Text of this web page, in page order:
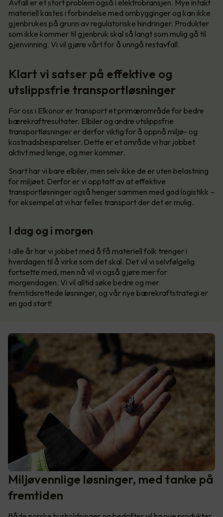
Avfall er et stort problem også i elektrobransjen. Mye intakt
materiell kastes i forbindelse med ombygginger og kan ikke
gjenbrukes på grunn av regulatoriske hindringer. Produkter
som ikke kommer til gjenbruk skal så langt som mulig gå til
gjenvinning. Vi vil gjøre vårt for å unngå restavfall.
Klart vi satser på effektive og
utslippsfrie transportløsninger
For oss i Elkonor er transport et primærområde for bedre
bærekraftresultater. Elbiler og andre utslippsfrie
transportløsninger er derfor viktig for å oppnå miljø- og
kostnadsbesparelser. Dette er et område vi har jobbet
aktivt med lenge, og mer kommer.
Snart har vi bare elbiler, men selv ikke de er uten belastning
for miljøet. Derfor er vi opptatt av at effektive
transportløsninger også henger sammen med god logistikk –
for eksempel at vi har felles transport der det er mulig.
I dag og i morgen
I alle år har vi jobbet med å få materiell folk trenger i
hverdagen til å virke som det skal. Det vil vi selvfølgelig
fortsette med, men nå vil vi også gjøre mer for
morgendagen. Vi vil alltid søke bedre og mer
fremtidsrettede løsninger, og vår nye bærekraftstrategi er
en god start!
Miljøvennlige løsninger, med tanke på
fremtiden